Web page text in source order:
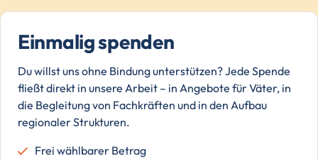
Einmalig spenden
Du willst uns ohne Bindung unterstützen? Jede Spende
fließt direkt in unsere Arbeit – in Angebote für Väter, in
die Begleitung von Fachkräften und in den Aufbau
regionaler Strukturen.
Frei wählbarer Betrag